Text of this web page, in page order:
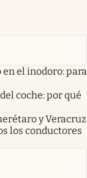
el inodoro: para
coche: por qué
y Veracruz
los conductores